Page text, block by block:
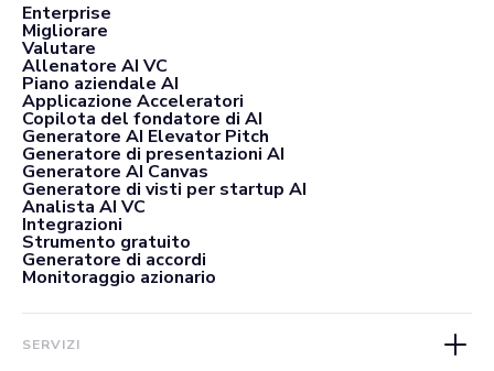
Enterprise
Migliorare
Valutare
Allenatore AI VC
Piano aziendale AI
Applicazione Acceleratori
Copilota del fondatore di AI
Generatore AI Elevator Pitch
Generatore di presentazioni AI
Generatore AI Canvas
Generatore di visti per startup AI
Analista AI VC
Integrazioni
Strumento gratuito
Generatore di accordi
Monitoraggio azionario
SERVIZI